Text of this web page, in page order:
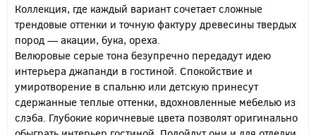
Коллекция, где каждый вариант сочетает сложные
трендовые оттенки и точную фактуру древесины твердых
пород — акации, бука, ореха.
Велюровые серые тона безупречно передадут идею
интерьера джапанди в гостиной. Спокойствие и
умиротворение в спальню или детскую принесут
сдержанные теплые оттенки, вдохновленные мебелью из
слэба. Глубокие коричневые цвета позволят оригинально